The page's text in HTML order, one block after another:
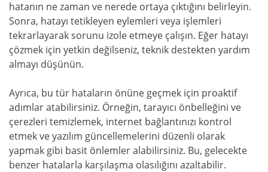
hatanın ne zaman ve nerede ortaya çıktığını belirleyin.
Sonra, hatayı tetikleyen eylemleri veya işlemleri
tekrarlayarak sorunu izole etmeye çalışın. Eğer hatayı
çözmek için yetkin değilseniz, teknik destekten yardım
almayı düşünün.
Ayrıca, bu tür hataların önüne geçmek için proaktif
adımlar atabilirsiniz. Örneğin, tarayıcı önbelleğini ve
çerezleri temizlemek, internet bağlantınızı kontrol
etmek ve yazılım güncellemelerini düzenli olarak
yapmak gibi basit önlemler alabilirsiniz. Bu, gelecekte
benzer hatalarla karşılaşma olasılığını azaltabilir.